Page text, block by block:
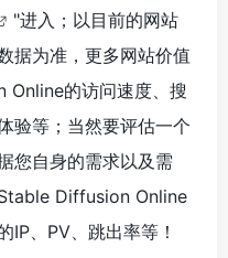
"进入；以目前的网站
据为准，更多网站价值
的访问速度、搜
验等；当然要评估一个
您自身的需求以及需
Diffusion Online
IP、PV、跳出率等！